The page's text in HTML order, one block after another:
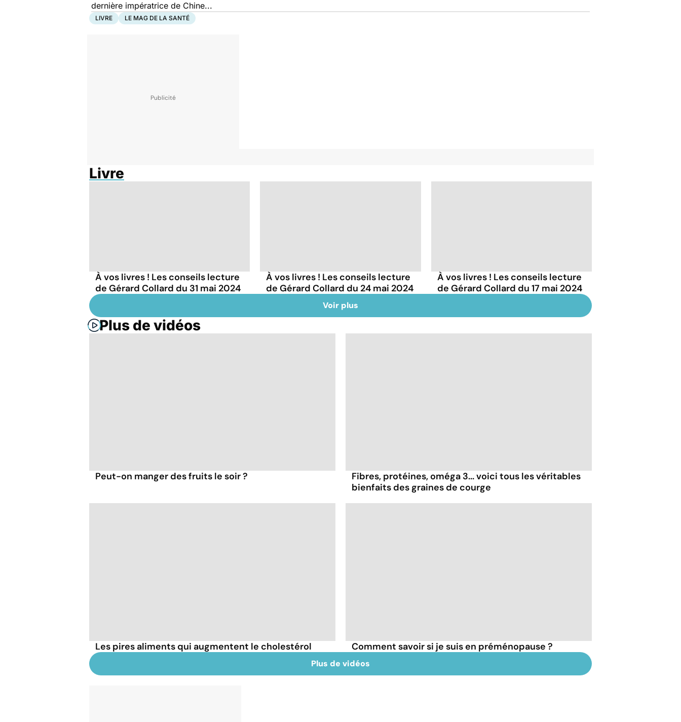
dernière impératrice de Chine...
LIVRE LE MAG DE LA SANTÉ
Livre
À vos livres ! Les conseils lecture
de Gérard Collard du 31 mai 2024
À vos livres ! Les conseils lecture
de Gérard Collard du 24 mai 2024
À vos livres ! Les conseils lecture
de Gérard Collard du 17 mai 2024
Voir plus
Plus de vidéos
Peut-on manger des fruits le soir ?
Fibres, protéines, oméga 3... voici tous les véritables
bienfaits des graines de courge
Les pires aliments qui augmentent le cholestérol Comment savoir si je suis en préménopause ?
Plus de vidéos